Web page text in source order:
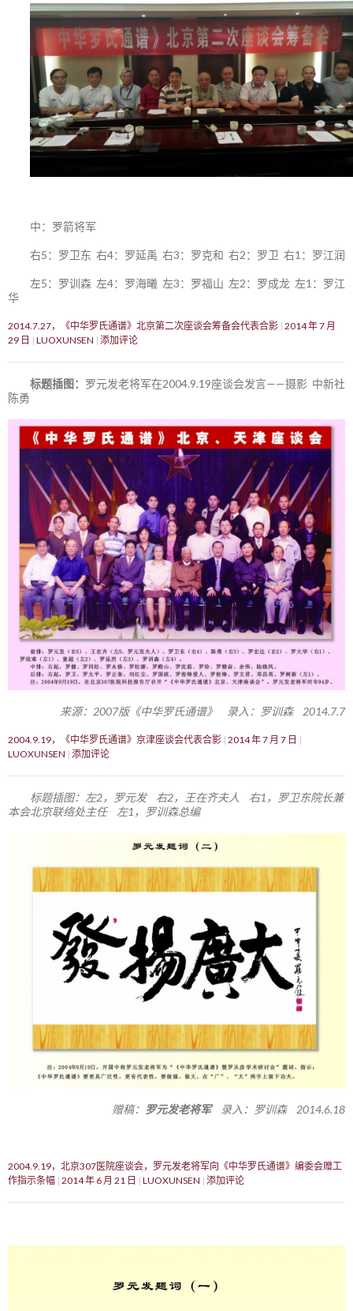
中：罗箭将军
右5：罗卫东 右4：罗延禹 右3：罗克和 右2：罗卫 右1：罗江润
左5：罗训森 左4：罗海曦 左3：罗福山 左2：罗成龙 左1：罗江
华
2014.7.27，《中华罗氏通谱》北京第二次座谈会筹备会代表合影 2014 年 7 月
29 日
LUOXUNSEN 添加评论
标题插图： 罗元发老将军在2004.9.19座谈会发言——摄影 中新社
陈勇
来源：2007版《中华罗氏通谱》 录入：罗训森 2014.7.7
2004.9.19，《中华罗氏通谱》京津座谈会代表合影 2014 年 7 月 7 日
LUOXUNSEN 添加评论
标题插图：左2，罗元发 右2，王在齐夫人 右1，罗卫东院长兼
本会北京联络处主任 左1，罗训森总编
赠稿： 罗元发老将军录入：罗训森 2014.6.18
2004.9.19，北京307医院座谈会，罗元发老将军向《中华罗氏通谱》编委会赠工
作指示条幅 2014 年 6 月 21 日 LUOXUNSEN 添加评论